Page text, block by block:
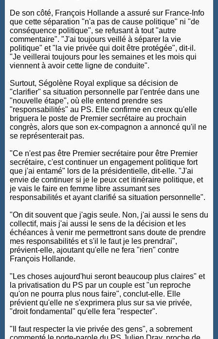
De son côté, François Hollande a assuré sur France-Info
que cette séparation "n'a pas de cause politique" ni "de
conséquence politique", se refusant à tout "autre
commentaire". "J'ai toujours veillé à séparer la vie
politique" et "la vie privée qui doit être protégée", dit-il.
"Je veillerai toujours pour les semaines et les mois qui
viennent à avoir cette ligne de conduite".
Surtout, Ségolène Royal explique sa décision de
"clarifier" sa situation personnelle par l'entrée dans une
"nouvelle étape", où elle entend prendre ses
"responsabilités" au PS. Elle confirme en creux qu'elle
briguera le poste de Premier secrétaire au prochain
congrès, alors que son ex-compagnon a annoncé qu'il ne
se représenterait pas.
"Ce n'est pas être Premier secrétaire pour être Premier
secrétaire, c'est continuer un engagement politique fort
que j'ai entamé" lors de la présidentielle, dit-elle. "J'ai
envie de continuer si je le peux cet itinéraire politique, et
je vais le faire en femme libre assumant ses
responsabilités et ayant clarifié sa situation personnelle".
"On dit souvent que j'agis seule. Non, j'ai aussi le sens du
collectif, mais j'ai aussi le sens de la décision et les
échéances à venir me permettront sans doute de prendre
mes responsabilités et s'il le faut je les prendrai",
prévient-elle, ajoutant qu'elle ne fera "rien" contre
François Hollande.
"Les choses aujourd'hui seront beaucoup plus claires" et
la privatisation du PS par un couple est "un reproche
qu'on ne pourra plus nous faire", conclut-elle. Elle
prévient qu'elle ne s'exprimera plus sur sa vie privée,
"droit fondamental" qu'elle fera "respecter".
"Il faut respecter la vie privée des gens", a sobrement